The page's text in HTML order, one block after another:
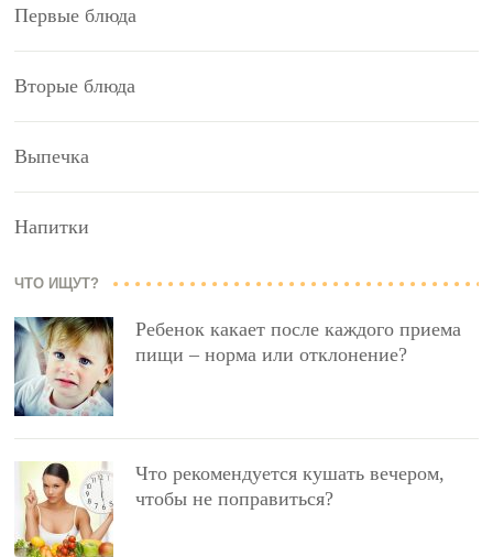
Первые блюда
Вторые блюда
Выпечка
Напитки
ЧТО ИЩУТ?
Ребенок какает после каждого приема
пищи – норма или отклонение?
Что рекомендуется кушать вечером,
чтобы не поправиться?